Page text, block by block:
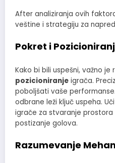
After analiziranja ovih
veštine i strategiju za
Pokret i
Kako bi bili uspešni, važno je
pozicioniranje igrača.
poboljšati vaše
odbrane leži ključ uspeha.
igrače za stvaranje prostora
postizanje golova.
Razumevanje